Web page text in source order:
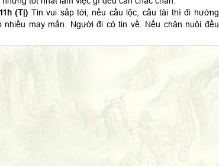
(Tị) Tin vui sắp tới, nếu cầu lộc, cầu tài thì đi hướng
may mắn. Người đi có tin về. Nếu chăn nuôi đều